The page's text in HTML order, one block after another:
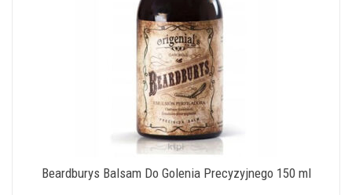
Beardburys Balsam Do Golenia Precyzyjnego 150 ml